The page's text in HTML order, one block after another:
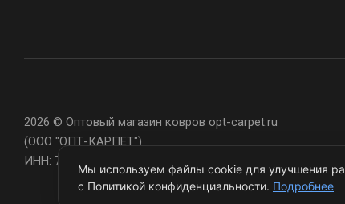
2026 © Оптовый магазин ковров opt-carpet.ru
(ООО "ОПТ-КАРПЕТ")
ИНН: 7743907105
Мы используем файлы cookie для улучшения
с Политикой конфиденциальности. Подробнее